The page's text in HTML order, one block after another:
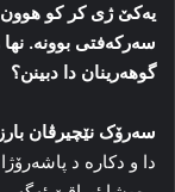
یه‌کێ ژی کر کو هوون
سه‌رکه‌فتی بوونه‌.
گوهه‌رینان دا دبینن؟
سه‌رۆک نێچیرڤان
دا و دکاره‌ د